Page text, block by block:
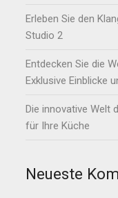
Erleben Sie den
Studio 2
Entdecken Sie die
Exklusive Einblicke
Die innovative Welt
für Ihre Küche
Neueste